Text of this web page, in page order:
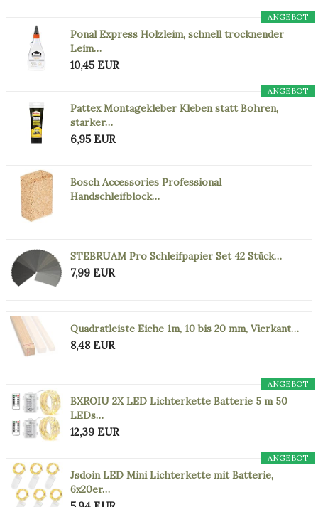
ANGEBOT
Ponal Express Holzleim, schnell trocknender
Leim…
10,45 EUR
ANGEBOT
Pattex Montagekleber Kleben statt Bohren,
starker…
6,95 EUR
Bosch Accessories Professional
Handschleifblock…
STEBRUAM Pro Schleifpapier Set 42 Stück…
7,99 EUR
Quadratleiste Eiche 1m, 10 bis 20 mm, Vierkant…
8,48 EUR
ANGEBOT
BXROIU 2X LED Lichterkette Batterie 5 m 50
LEDs…
12,39 EUR
ANGEBOT
Jsdoin LED Mini Lichterkette mit Batterie,
6x20er…